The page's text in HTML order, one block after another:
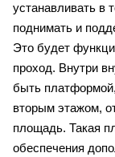
устанавливать в
поднимать и
Это будет
проход. Внутри
быть
вторым этажом,
площадь. Такая
обеспечения